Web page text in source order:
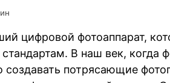
цифровой фотоаппарат,
В наш век, когда
потрясающие